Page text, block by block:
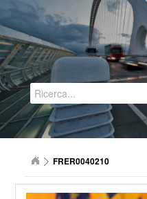
Regione Emilia-Romagna
FRER0040210